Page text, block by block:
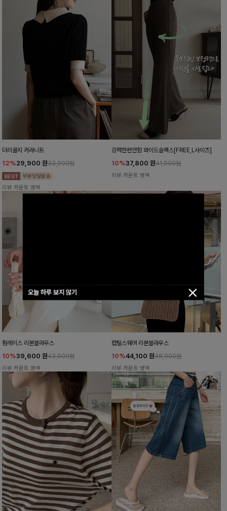
오늘 하루 보지 않기
더리골지 카라니트
12%29,900 원33,900원
리뷰 카운트 영역
강력한편안함 와이드슬랙스[FREE,L사이즈]
10%37,800 원41,900원
리뷰 카운트 영역
펌레이스 리본블라우스
10%39,600 원43,900원
리뷰 카운트 영역
럽틸스퀘어 리본블라우스
10%44,100 원48,900원
리뷰 카운트 영역